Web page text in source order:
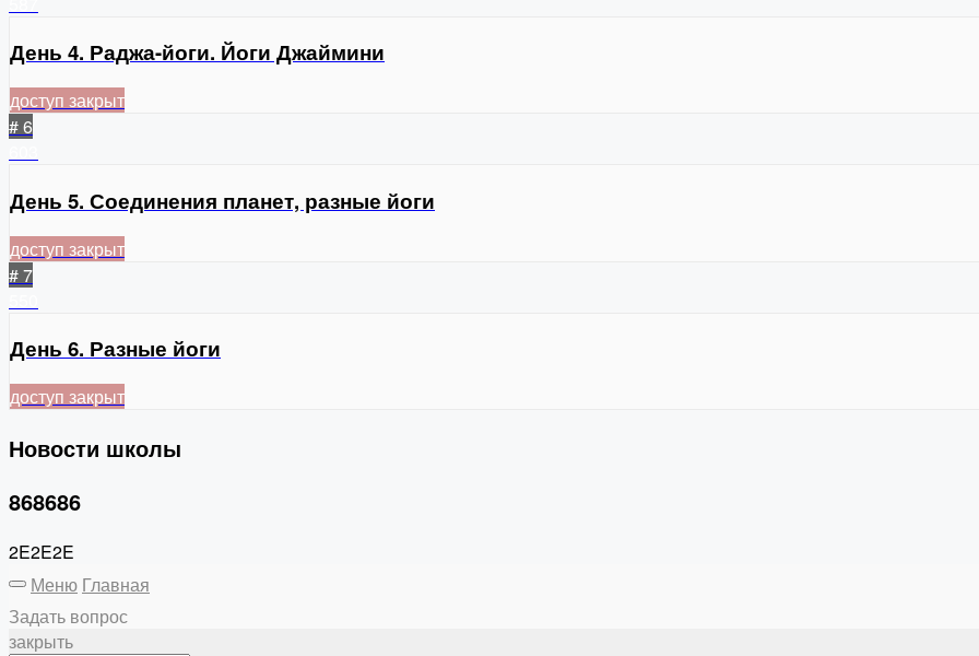
День 4. Раджа-йоги. Йоги Джаймини
доступ закрыт
# 6
День 5. Соединения планет, разные йоги
доступ закрыт
# 7
День 6. Разные йоги
доступ закрыт
Новости школы
868686
2E2E2E
Меню Главная
Задать вопрос
закрыть